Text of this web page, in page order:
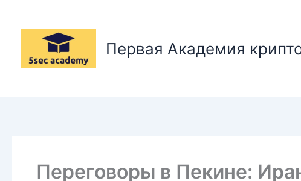
содержимому
Первая Академия
Переговоры в Пекине: